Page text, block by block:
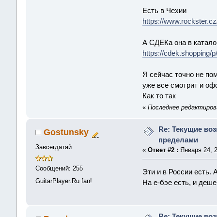
Есть в Чехии
https://
А СДЕКа она в
https://cdek.shopping/
Я сейчас точно не
уже все смотрит и
Как то так
« Последнее
Gostunsky
Завсегдатай
Сообщений: 255
GuitarPlayer.Ru fan!
Re: Текущие
пределами
« Ответ #2 : Января 24,
Эти и в России есть.
На е-бэе есть, и